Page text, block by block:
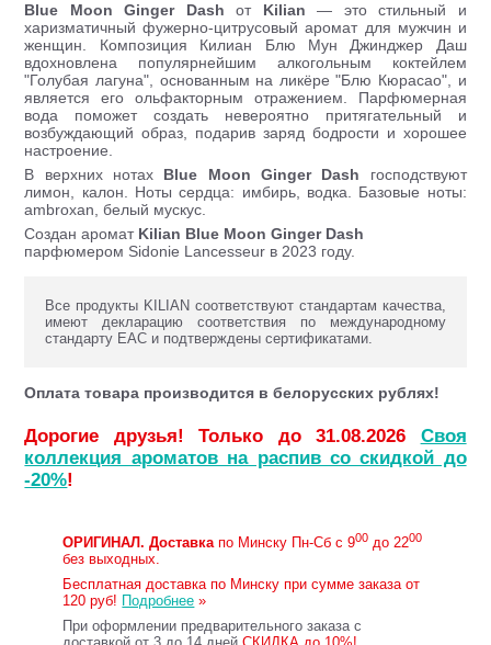
Blue Moon Ginger Dash от Kilian — это стильный и
харизматичный фужерно-цитрусовый аромат для мужчин и
женщин. Композиция Килиан Блю Мун Джинджер Даш
вдохновлена популярнейшим алкогольным коктейлем
"Голубая лагуна", основанным на ликёре "Блю Кюрасао", и
является его ольфакторным отражением. Парфюмерная
вода поможет создать невероятно притягательный и
возбуждающий образ, подарив заряд бодрости и хорошее
настроение.
В верхних нотах Blue Moon Ginger Dash господствуют
лимон, калон. Ноты сердца: имбирь, водка. Базовые ноты:
ambroxan, белый мускус.
Создан аромат Kilian Blue Moon Ginger Dash
парфюмером Sidonie Lancesseur в 2023 году.
Все продукты KILIAN соответствуют стандартам качества,
имеют декларацию соответствия по международному
стандарту ЕАС и подтверждены сертификатами.
Оплата товара производится в белорусских рублях!
Дорогие друзья! Только до 31.08.2026 Своя
коллекция ароматов на распив со скидкой до
-20%!
ОРИГИНАЛ. Доставкапо Минску Пн-Сб с 900 до 2200
без выходных.
Бесплатная доставка по Минску при сумме заказа от
120 руб! Подробнее »
При оформлении предварительного заказа с